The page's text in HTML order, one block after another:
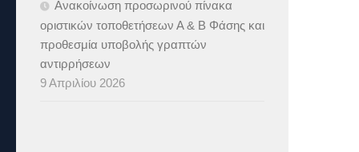
Ανακοίνωση προσωρινού πίνακα
οριστικών τοποθετήσεων Α & B Φάσης και
προθεσμία υποβολής γραπτών
αντιρρήσεων
9 Απριλίου 2026